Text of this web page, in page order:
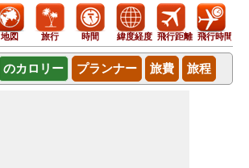
地図 旅行 時間 緯度経度 飛行距離 飛行時間
のカロリー プランナー 旅費 旅程